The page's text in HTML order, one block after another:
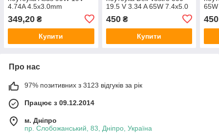
4.74A 4.5x3.0mm
349,20 ₴
Купити
19.5 V 3.34 A 65W 7.4x5.0
450₴
Купити
450
Про нас
97% позитивних з 3123 відгуків за рік
Працює з 09.12.2014
м. Дніпро
пр. Слобожанський, 83, Дніпро, Україна